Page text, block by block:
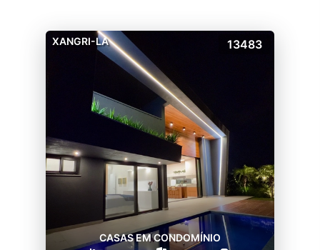
XANGRI-LA 13483
CASAS EM CONDOMÍNIO